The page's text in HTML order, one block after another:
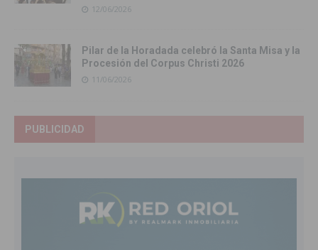
12/06/2026
Pilar de la Horadada celebró la Santa Misa y la
Procesión del Corpus Christi 2026
11/06/2026
PUBLICIDAD